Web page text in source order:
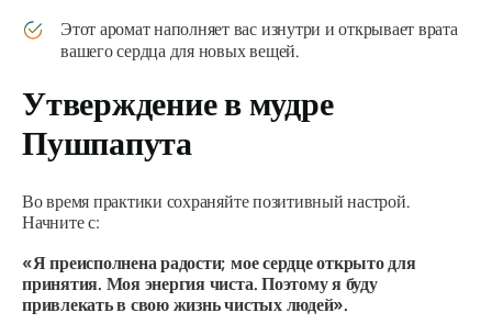
Этот аромат наполняет вас изнутри и открывает врата
вашего сердца для новых вещей.
Утверждение вмудре
Пушпапута
Во время практики сохраняйте позитивный настрой.
Начните с:
«Я преисполнена радости; мое сердце открыто для
принятия. Моя энергия чиста. Поэтому я буду
привлекать в свою жизнь чистых людей».